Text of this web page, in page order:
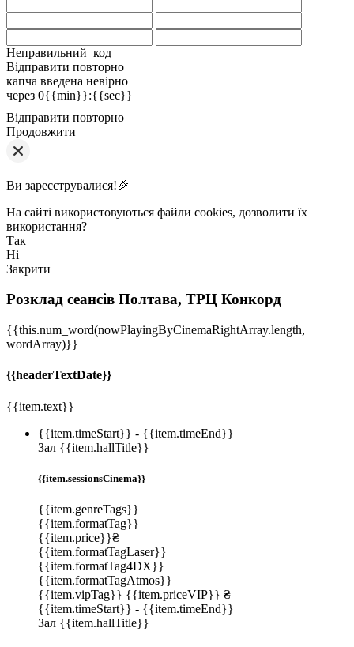
Неправильний код
Відправити повторно
капча введена невірно
через 0{{min}}:{{sec}}
Відправити повторно
Продовжити
Ви зареєструвалися!🎉
На сайті використовуються файли cookies, дозволити їх
використання?
Так
Ні
Закрити
Розклад сеансів Полтава, ТРЦ Конкорд
{{this.num_word(nowPlayingByCinemaRightArray.length,
wordArray)}}
{{headerTextDate}}
{{item.text}}
{{item.timeStart}} - {{item.timeEnd}}
Зал {{item.hallTitle}}
{{item.sessionsCinema}}
{{item.genreTags}}
{{item.formatTag}}
{{item.price}}₴
{{item.formatTagLaser}}
{{item.formatTag4DX}}
{{item.formatTagAtmos}}
{{item.vipTag}} {{item.priceVIP}} ₴
{{item.timeStart}} - {{item.timeEnd}}
Зал {{item.hallTitle}}